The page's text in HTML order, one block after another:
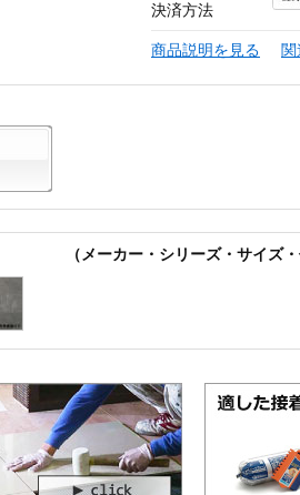
決済方法
商品説明を見る
（メーカー・シリーズ・サイズ